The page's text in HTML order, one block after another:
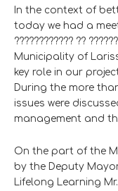
In the context of
today we had a
???????????? ??
Municipality of
key role in our
During the more
issues were
management and
Οn the part of the
by the Deputy
Lifelong Learning